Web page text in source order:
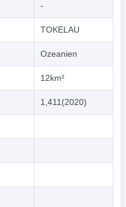
-
TOKELAU
Ozeanien
12km²
1,411(2020)